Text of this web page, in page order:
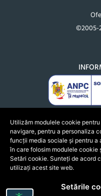
©2005-
Utilizăm modulele cookie
navigare, pentru a personaliza
funcții media sociale și pentru a
în care folosim modulele
Setări cookie. Sunteți de acord
utilizați acest site web.
Setările